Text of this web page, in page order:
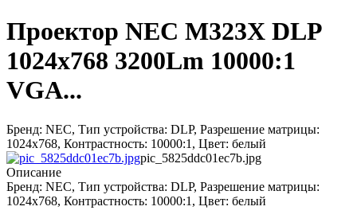
Проектор NEC M323X DLP
1024x768 3200Lm 10000:1
VGA...
Бренд: NEC, Тип устройства: DLP, Разрешение матрицы:
1024x768, Контрастность: 10000:1, Цвет: белый
pic_5825ddc01ec7b.jpg
Описание
Бренд: NEC, Тип устройства: DLP, Разрешение матрицы:
1024x768, Контрастность: 10000:1, Цвет: белый